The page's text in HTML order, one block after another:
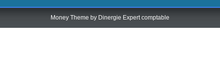
Money Theme by Dinergie Expert comptable